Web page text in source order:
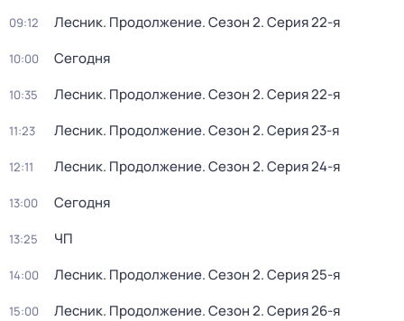
09:12 Лесник. Продолжение. Сезон 2. Серия 22-я
10:00 Сегодня
10:35 Лесник. Продолжение. Сезон 2. Серия 22-я
11:23 Лесник. Продолжение. Сезон 2. Серия 23-я
12:11 Лесник. Продолжение. Сезон 2. Серия 24-я
13:00 Сегодня
13:25 ЧП
14:00 Лесник. Продолжение. Сезон 2. Серия 25-я
15:00 Лесник. Продолжение. Сезон 2. Серия 26-я